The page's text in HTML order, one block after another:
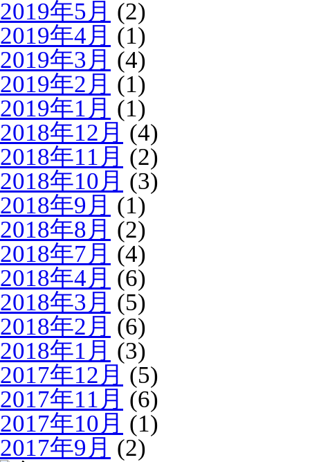
2019年5月 (2)
2019年4月 (1)
2019年3月 (4)
2019年2月 (1)
2019年1月 (1)
2018年12月 (4)
2018年11月 (2)
2018年10月 (3)
2018年9月 (1)
2018年8月 (2)
2018年7月 (4)
2018年4月 (6)
2018年3月 (5)
2018年2月 (6)
2018年1月 (3)
2017年12月 (5)
2017年11月 (6)
2017年10月 (1)
2017年9月 (2)